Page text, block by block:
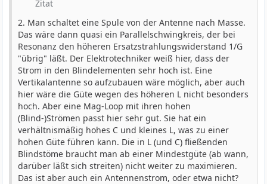
Zitat
2. Man schaltet eine Spule von der Antenne nach Masse.
Das wäre dann quasi ein Parallelschwingkreis, der bei
Resonanz den höheren Ersatzstrahlungswiderstand 1/G
"übrig" läßt. Der Elektrotechniker weiß hier, dass der
Strom in den Blindelementen sehr hoch ist. Eine
Vertikalantenne so aufzubauen wäre möglich, aber auch
hier wäre die Güte wegen des höheren L nicht besonders
hoch. Aber eine Mag-Loop mit ihren hohen
(Blind-)Strömen passt hier sehr gut. Sie hat ein
verhältnismäßig hohes C und kleines L, was zu einer
hohen Güte führen kann. Die in L (und C) fließenden
Blindstöme braucht man ab einer Mindestgüte (ab wann,
darüber läßt sich streiten) nicht weiter zu maximieren.
Das ist aber auch ein Antennenstrom, oder etwa nicht?